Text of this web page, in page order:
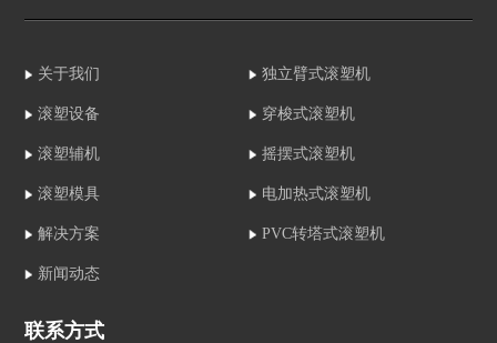
关于我们
滚塑设备
滚塑辅机
滚塑模具
解决方案
新闻动态
独立臂式滚塑机
穿梭式滚塑机
摇摆式滚塑机
电加热式滚塑机
PVC转塔式滚塑机
联系方式